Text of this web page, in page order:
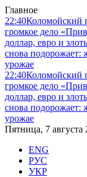
Главное
22:40Коломойский
громкое дело
доллар, евро и
снова подорожает:
урожае
22:40Коломойский
громкое дело
доллар, евро и
снова подорожает:
урожае
Пятница, 7 августа
ENG
РУС
УКР